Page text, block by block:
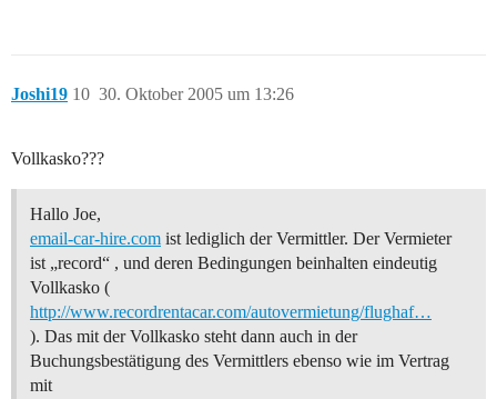
Joshi19 30. Oktober 2005 um 13:26
10
Vollkasko???
Hallo Joe,
email-car-hire.com ist lediglich der Vermittler. Der Vermieter
ist „record“ , und deren Bedingungen beinhalten eindeutig
Vollkasko (
http://www.recordrentacar.com/autovermietung/flughaf…
). Das mit der Vollkasko steht dann auch in der
Buchungsbestätigung des Vermittlers ebenso wie im Vertrag
mit